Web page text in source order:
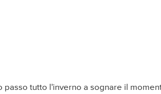
passo tutto l'inverno a sognare il